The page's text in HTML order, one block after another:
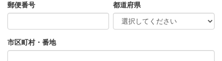
郵便番号 都道府県
市区町村・番地